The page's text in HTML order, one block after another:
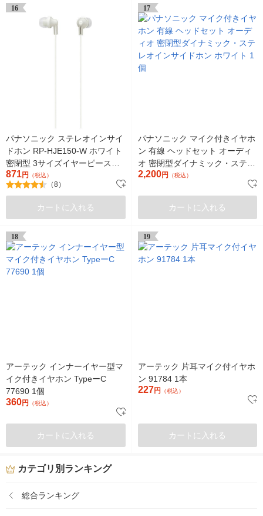
16
パナソニック ステレオインサイ
ドホン RP-HJE150-W ホワイト
密閉型 3サイズイヤーピース
1.2mコード
871円 （税込）
（8）
カートに入れる
17
パナソニック マイク付きイヤホ
ン 有線 ヘッドセット オーディ
オ 密閉型ダイナミック・ステレ
オインサイドホン ホワイト 1個
2,200円 （税込）
カートに入れる
18
アーテック インナーイヤー型マ
イク付きイヤホン TypeーC
77690 1個
360円 （税込）
カートに入れる
19
アーテック 片耳マイク付イヤホ
ン 91784 1本
227円 （税込）
カートに入れる
カテゴリ別ランキング
総合ランキング